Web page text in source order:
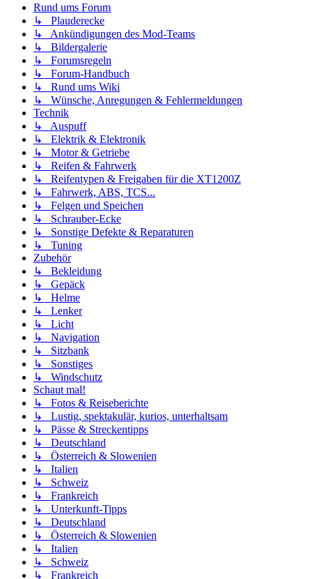
Rund ums Forum
↳ Plauderecke
↳ Ankündigungen des Mod-Teams
↳ Bildergalerie
↳ Forumsregeln
↳ Forum-Handbuch
↳ Rund ums Wiki
↳ Wünsche, Anregungen & Fehlermeldungen
Technik
↳ Auspuff
↳ Elektrik & Elektronik
↳ Motor & Getriebe
↳ Reifen & Fahrwerk
↳ Reifentypen & Freigaben für die XT1200Z
↳ Fahrwerk, ABS, TCS...
↳ Felgen und Speichen
↳ Schrauber-Ecke
↳ Sonstige Defekte & Reparaturen
↳ Tuning
Zubehör
↳ Bekleidung
↳ Gepäck
↳ Helme
↳ Lenker
↳ Licht
↳ Navigation
↳ Sitzbank
↳ Sonstiges
↳ Windschutz
Schaut mal!
↳ Fotos & Reiseberichte
↳ Lustig, spektakulär, kurios, unterhaltsam
↳ Pässe & Streckentipps
↳ Deutschland
↳ Österreich & Slowenien
↳ Italien
↳ Schweiz
↳ Frankreich
↳ Unterkunft-Tipps
↳ Deutschland
↳ Österreich & Slowenien
↳ Italien
↳ Schweiz
↳ Frankreich